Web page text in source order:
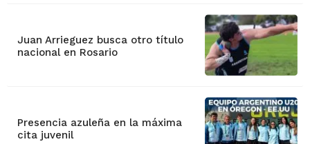
Juan Arrieguez busca otro título
nacional en Rosario
Presencia azuleña en la máxima
cita juvenil